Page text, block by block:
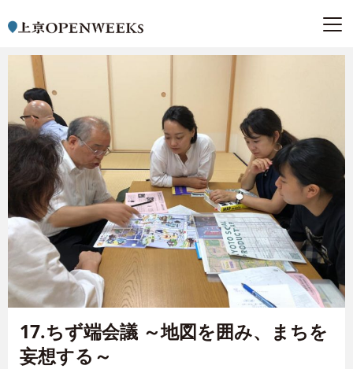
17.ちず端会議 ～地図を囲み、まちを
妄想する～